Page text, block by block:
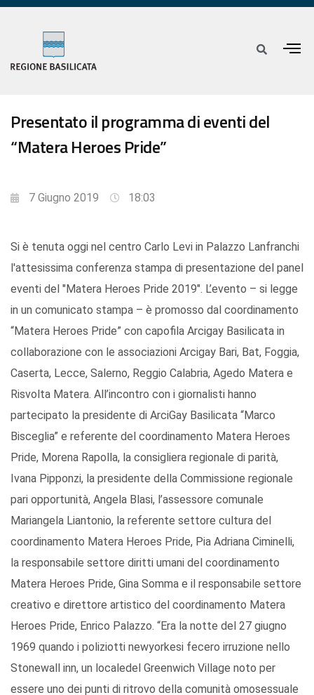
Presentato il programma di eventi del
“Matera Heroes Pride”
7 Giugno 2019 18:03
Si è tenuta oggi nel centro Carlo Levi in Palazzo Lanfranchi
l'attesissima conferenza stampa di presentazione del panel
eventi del "Matera Heroes Pride 2019". L’evento – si legge
in un comunicato stampa – è promosso dal coordinamento
“Matera Heroes Pride” con capofila Arcigay Basilicata in
collaborazione con le associazioni Arcigay Bari, Bat, Foggia,
Caserta, Lecce, Salerno, Reggio Calabria, Agedo Matera e
Risvolta Matera. All’incontro con i giornalisti hanno
partecipato la presidente di ArciGay Basilicata “Marco
Bisceglia” e referente del coordinamento Matera Heroes
Pride, Morena Rapolla, la consigliera regionale di parità,
Ivana Pipponzi, la presidente della Commissione regionale
pari opportunità, Angela Blasi, l’assessore comunale
Mariangela Liantonio, la referente settore cultura del
coordinamento Matera Heroes Pride, Pia Adriana Ciminelli,
la responsabile settore diritti umani del coordinamento
Matera Heroes Pride, Gina Somma e il responsabile settore
creativo e direttore artistico del coordinamento Matera
Heroes Pride, Enrico Palazzo. “Era la notte del 27 giugno
1969 quando i poliziotti newyorkesi fecero irruzione nello
Stonewall inn, un localedel Greenwich Village noto per
essere uno dei punti di ritrovo della comunità omosessuale